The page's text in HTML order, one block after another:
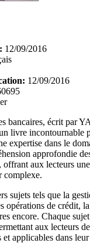
12/09/2016
12/09/2016
bancaires, écrit par
livre incontournable
expertise dans le
approfondie
offrant aux lecteurs
complexe.
sujets tels que la
opérations de crédit,
encore. Chaque
aux lecteurs
et applicables dans